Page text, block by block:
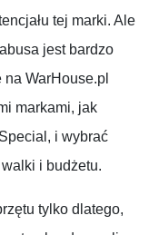
tej marki. Ale
jest bardzo
WarHouse.pl
markami, jak
i wybrać
i budżetu.
tylko dlatego,